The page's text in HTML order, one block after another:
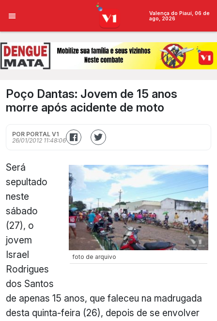
Valença do Piauí, 06 de
ago, 2026
Poço Dantas: Jovem de 15 anos
morre após acidente de moto
POR PORTAL V1
26/01/2012 11:48:06
foto de arquivo
Será
sepultado
neste
sábado
(27), o
jovem
Israel
Rodrigues
dos Santos
de apenas 15 anos, que faleceu na madrugada
desta quinta-feira (26), depois de se envolver